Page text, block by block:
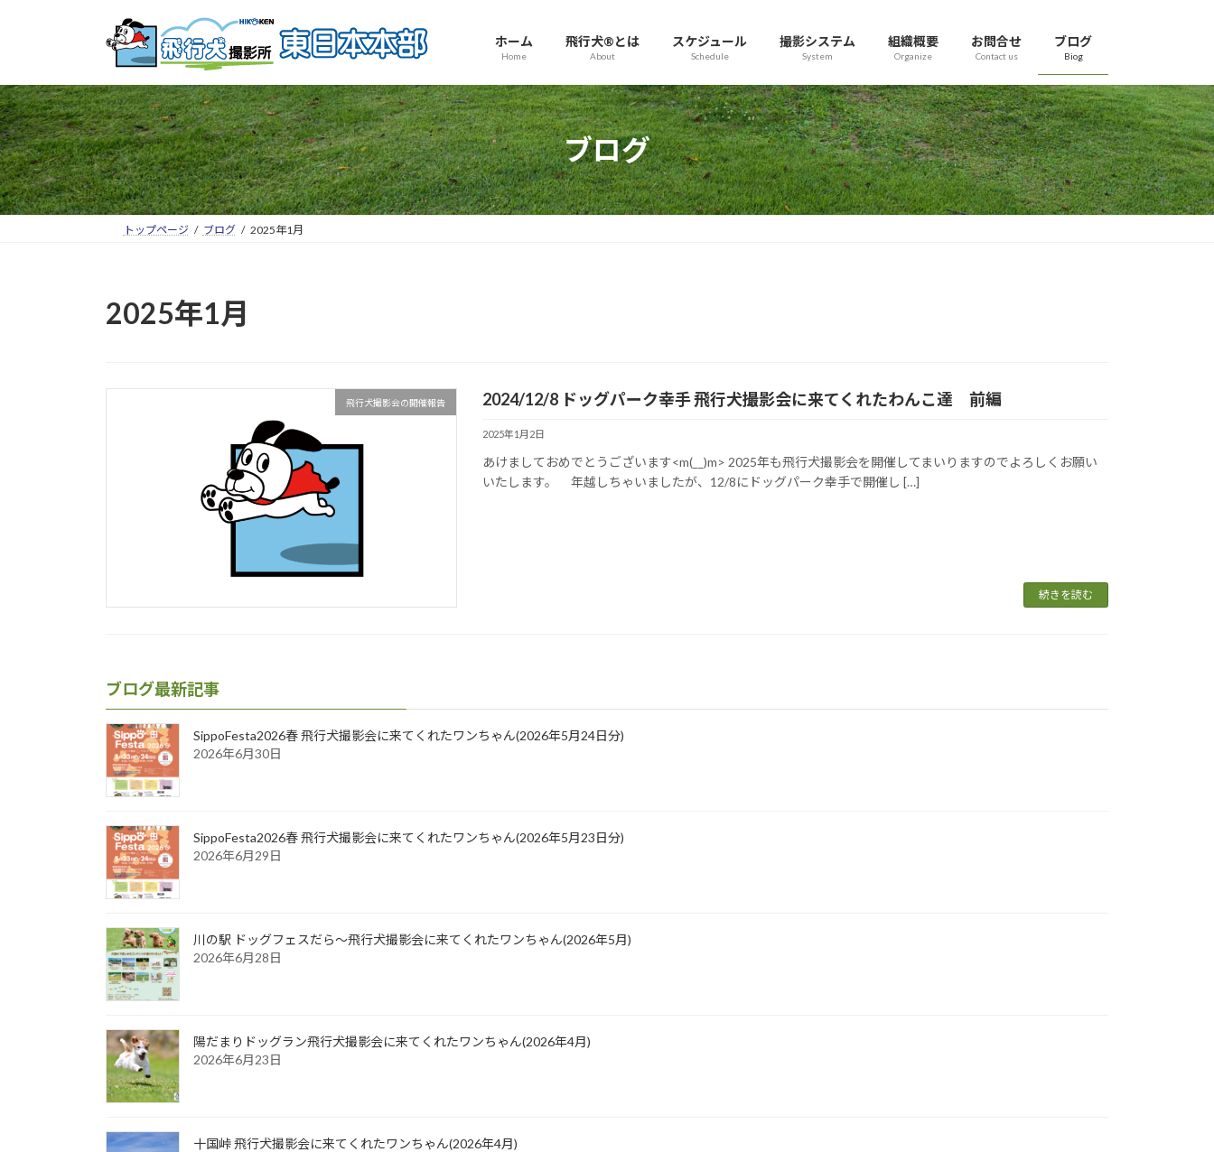
ホーム
Home
飛行犬®とは
About
スケジュール
Schedule
撮影システム
System
組織概要
Organize
お問合せ
Contact us
ブログ
Biog
ブログ
トップページ ブログ 2025年1月
2025年1月
飛行犬撮影会の開催報告 2024/12/8 ドッグパーク幸手 飛行犬撮影会に来てくれたわんこ達 前編
2025年1月2日
あけましておめでとうございます<m(__)m> 2025年も飛行犬撮影会を開催してまいりますのでよろしくお願い
いたします。 年越しちゃいましたが、12/8にドッグパーク幸手で開催し […]
続きを読む
ブログ最新記事
SippoFesta2026春 飛行犬撮影会に来てくれたワンちゃん(2026年5月24日分)
2026年6月30日
SippoFesta2026春 飛行犬撮影会に来てくれたワンちゃん(2026年5月23日分)
2026年6月29日
川の駅 ドッグフェスだら～飛行犬撮影会に来てくれたワンちゃん(2026年5月)
2026年6月28日
陽だまりドッグラン飛行犬撮影会に来てくれたワンちゃん(2026年4月)
2026年6月23日
十国峠 飛行犬撮影会に来てくれたワンちゃん(2026年4月)